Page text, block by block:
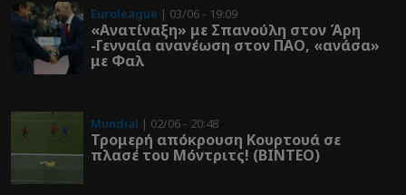
Euroleague | 03/06 - 19:09
«Ανατίναξη» με Σπανούλη στον Άρη
-Γενναία ανανέωση στον ΠΑΟ, «ανάσα»
με Φαλ
Mundial | 02/06 - 20:48
Τρομερή απόκρουση Κουρτουά σε
πλασέ του Μόντριτς! (ΒΙΝΤΕΟ)